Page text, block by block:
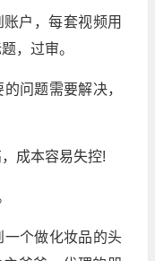
户，每套视频用
，过审。
问题需要解决，
成本容易失控!
一个做化妆品的头